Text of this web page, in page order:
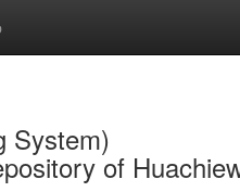
System)
of